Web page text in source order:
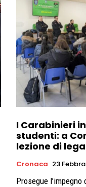
I Carabinieri
studenti: a
lezione di
Cronaca 23
Prosegue l’impegno